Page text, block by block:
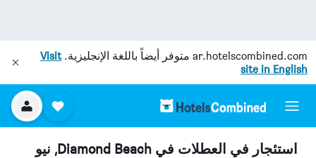
ar.hotelscombined.com متوفر أيضاً باللغة الإنجليزية.Visit
site in English
استئجار في العطلات في Diamond Beach, نيو